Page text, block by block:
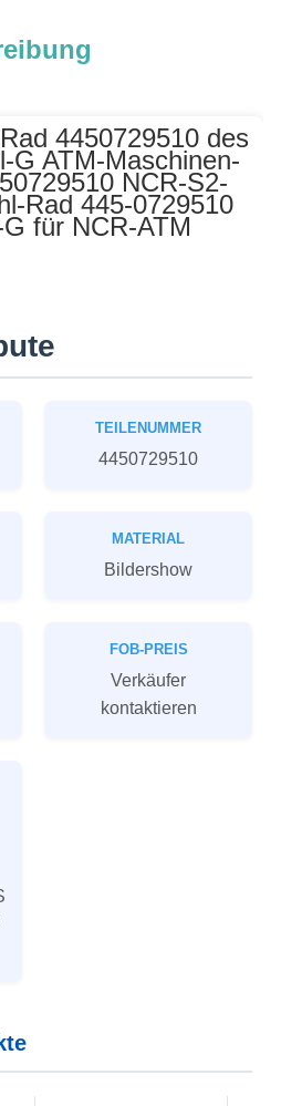
4450729510 des
G ATM-Maschinen-
NCR-S2-
Rad 445-0729510
für NCR-ATM
TEILENUMMER
4450729510
MATERIAL
Bildershow
FOB-PREIS
Verkäufer
kontaktieren